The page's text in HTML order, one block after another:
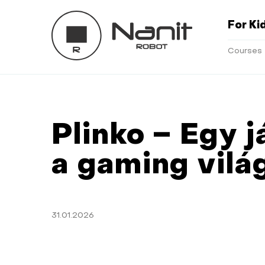
For
Courses
Plinko – Egy
a gaming
31.01.2026